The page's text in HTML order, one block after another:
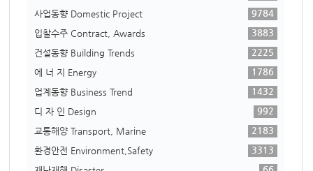
사업동향 Domestic Project
9784
입찰수주 Contract, Awards
3883
건설동향 Building Trends
2225
에 너 지 Energy
1786
업계동향 Business Trend
1432
디 자 인 Design
992
교통해양 Transport, Marine
2183
환경안전 Environment,Safety
3313